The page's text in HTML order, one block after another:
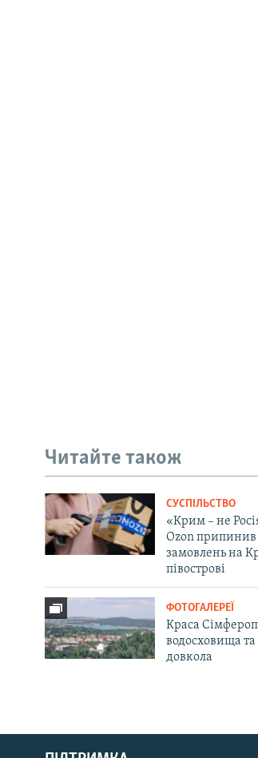
Русский
Читайте також
СУСПІЛЬСТВО
«Крим – не
Ozon
замовлень на
півострові
ФОТОГАЛЕРЕЇ
Краса
водосховища та
довкола